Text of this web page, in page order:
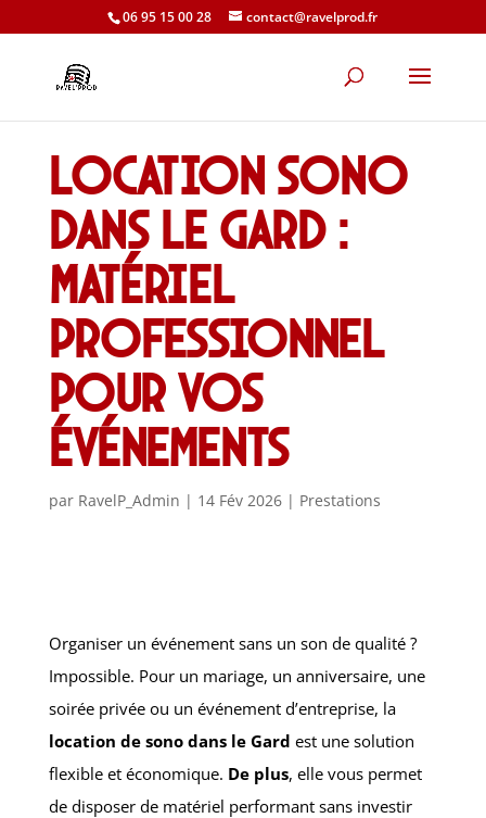
06 95 15 00 28 contact@ravelprod.fr
Location sono
dans le Gard :
matériel
professionnel
pour vos
événements
par RavelP_Admin | 14 Fév 2026| Prestations
Organiser un événement sans un son de qualité ?
Impossible. Pour un mariage, un anniversaire, une
soirée privée ou un événement d’entreprise, la
location de sono dans le Gard est une solution
flexible et économique. De plus, elle vous permet
de disposer de matériel performant sans investir